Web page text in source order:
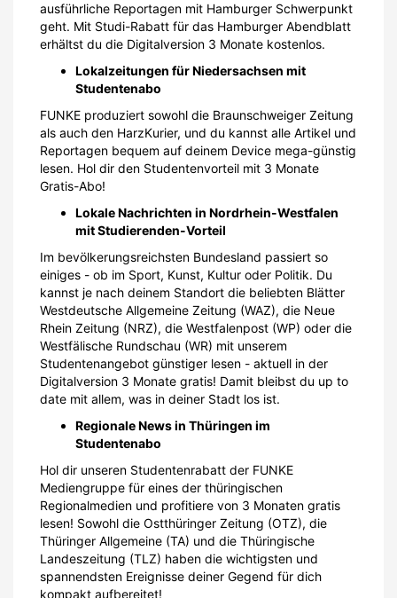
ausführliche Reportagen mit Hamburger Schwerpunkt
geht. Mit Studi-Rabatt für das Hamburger Abendblatt
erhältst du die Digitalversion 3 Monate kostenlos.
Lokalzeitungen für Niedersachsen mit
Studentenabo
FUNKE produziert sowohl die Braunschweiger Zeitung
als auch den HarzKurier, und du kannst alle Artikel und
Reportagen bequem auf deinem Device mega-günstig
lesen. Hol dir den Studentenvorteil mit 3 Monate
Gratis-Abo!
Lokale Nachrichten in Nordrhein-Westfalen
mit Studierenden-Vorteil
Im bevölkerungsreichsten Bundesland passiert so
einiges - ob im Sport, Kunst, Kultur oder Politik. Du
kannst je nach deinem Standort die beliebten Blätter
Westdeutsche Allgemeine Zeitung (WAZ), die Neue
Rhein Zeitung (NRZ), die Westfalenpost (WP) oder die
Westfälische Rundschau (WR) mit unserem
Studentenangebot günstiger lesen - aktuell in der
Digitalversion 3 Monate gratis! Damit bleibst du up to
date mit allem, was in deiner Stadt los ist.
Regionale News in Thüringen im
Studentenabo
Hol dir unseren Studentenrabatt der FUNKE
Mediengruppe für eines der thüringischen
Regionalmedien und profitiere von 3 Monaten gratis
lesen! Sowohl die Ostthüringer Zeitung (OTZ), die
Thüringer Allgemeine (TA) und die Thüringische
Landeszeitung (TLZ) haben die wichtigsten und
spannendsten Ereignisse deiner Gegend für dich
kompakt aufbereitet!